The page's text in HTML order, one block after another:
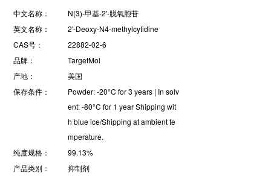
中文名称：
N(3)-甲基-2'-脱氧胞苷
英文名称：
2'-Deoxy-N4-methylcytidine
CAS号：
22882-02-6
品牌：
TargetMol
产地：
美国
保存条件：
Powder: -20°C for 3 years | In solv
ent: -80°C for 1 year Shipping wit
h blue ice/Shipping at ambient te
mperature.
纯度规格：
99.13%
产品类别：
抑制剂